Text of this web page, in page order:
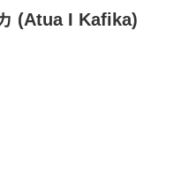
(Atua I Kafika)